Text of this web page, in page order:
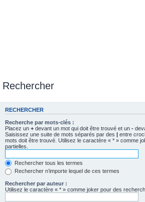
Rechercher
RECHERCHER
Recherche par mots-clés :
Placez un + devant un mot qui doit être trouvé et un -
Saisissez une suite de mots séparés par des | entre
mots doit être trouvé. Utilisez le caractère « * » comme
partielles.
Rechercher tous les termes
Rechercher n’importe lequel de ces termes
Rechercher par auteur :
Utilisez le caractère « * » comme joker pour des